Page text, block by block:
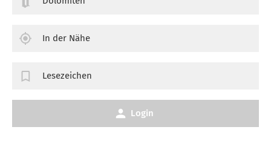
In der Nähe
Lesezeichen
Login